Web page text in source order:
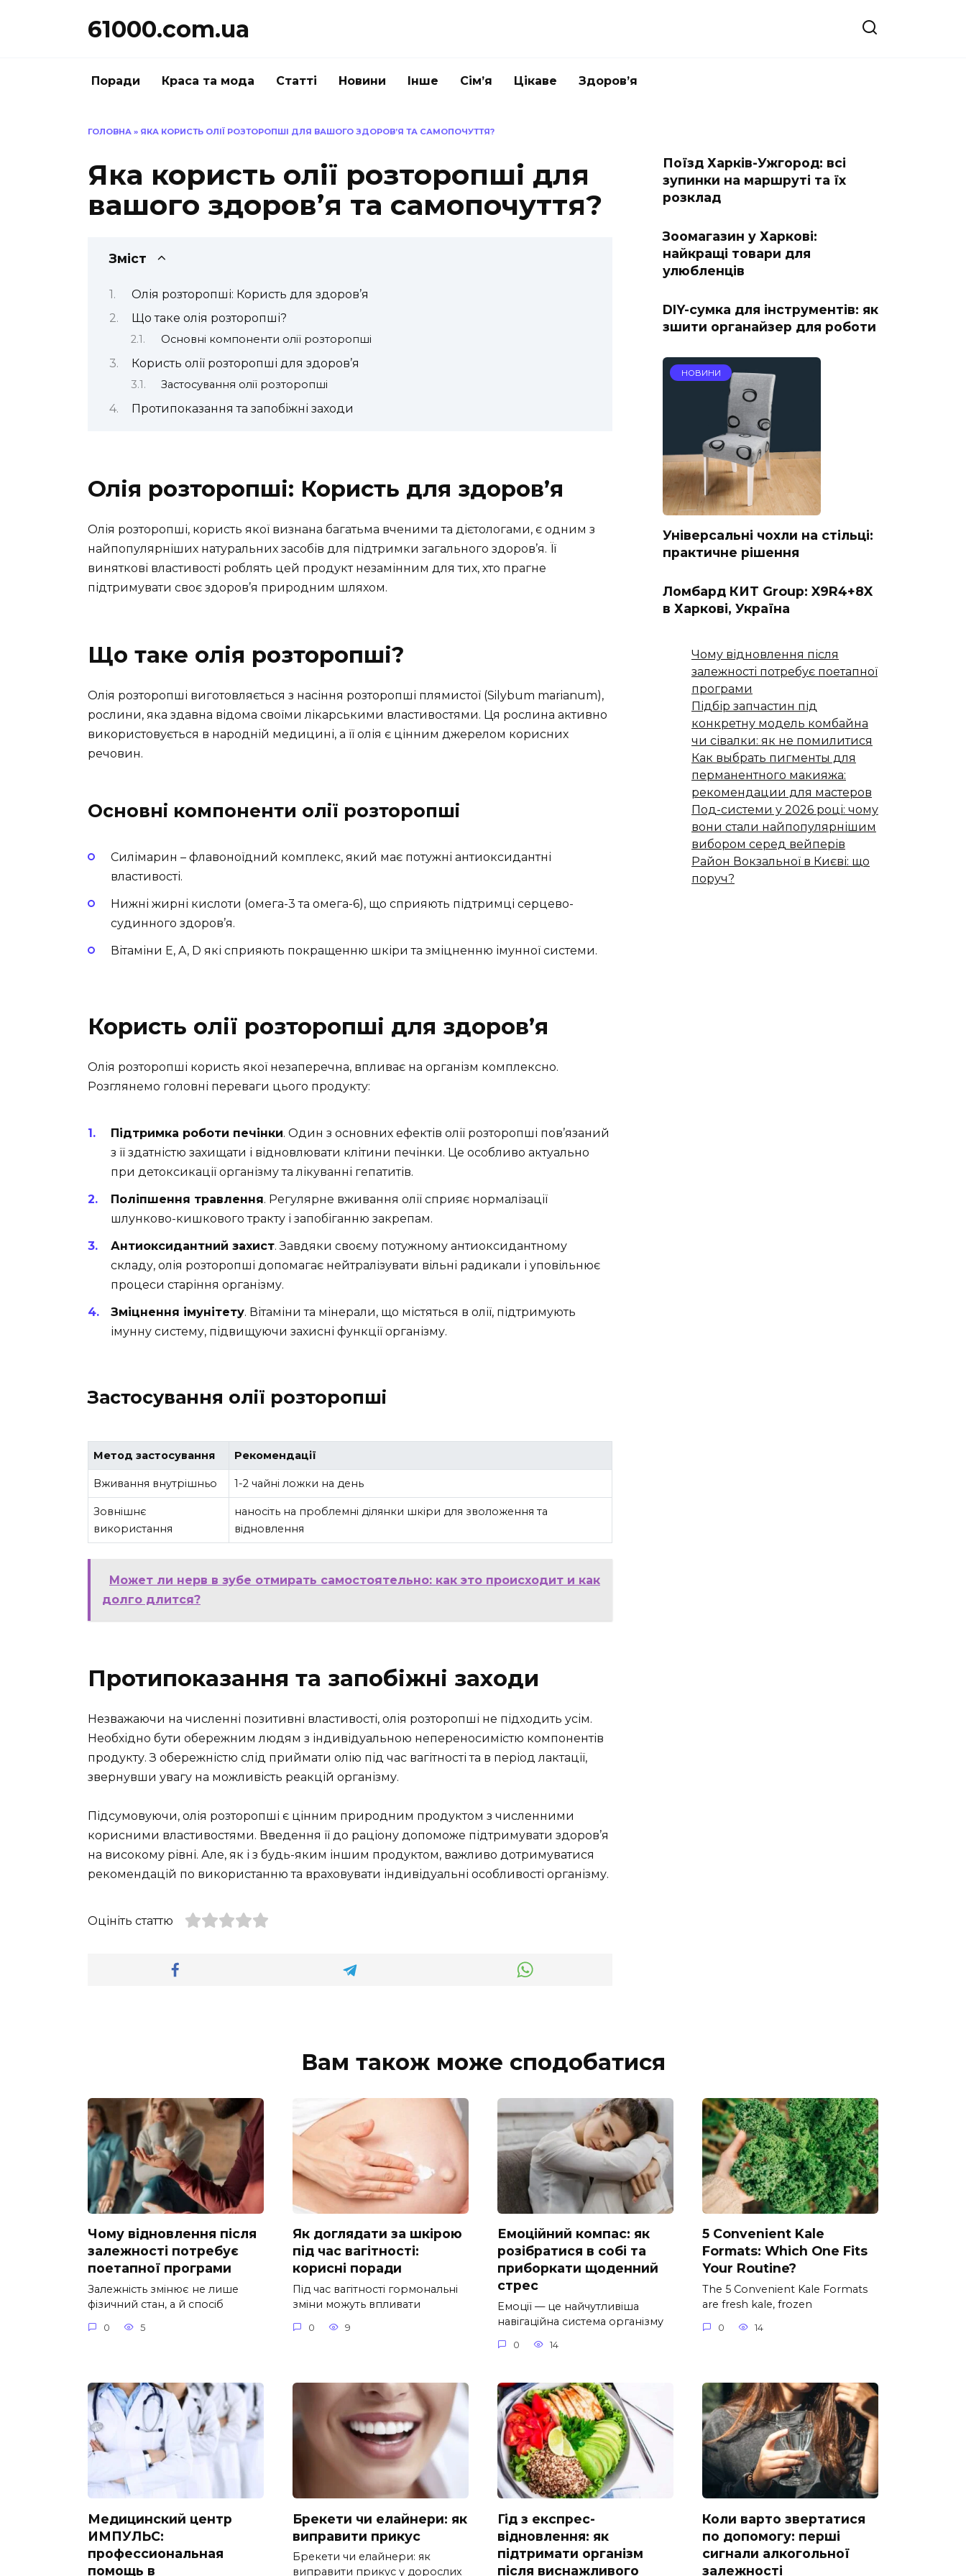
61000.com.ua
Поради Краса та мода Статті Новини Інше Сім’я Цікаве Здоров’я
ГОЛОВНА » ЯКА КОРИСТЬ ОЛІЇ РОЗТОРОПШІ ДЛЯ ВАШОГО ЗДОРОВ’Я ТА САМОПОЧУТТЯ?
Яка користь олії розторопші для
вашого здоров’я та самопочуття?
Зміст
Олія розторопші: Користь для здоров’я
Що таке олія розторопші?
Основні компоненти олії розторопші
Користь олії розторопші для здоров’я
Застосування олії розторопші
Протипоказання та запобіжні заходи
Олія розторопші: Користь для здоров’я
Олія розторопші, користь якої визнана багатьма вченими та дієтологами, є одним з
найпопулярніших натуральних засобів для підтримки загального здоров’я. Її
виняткові властивості роблять цей продукт незамінним для тих, хто прагне
підтримувати своє здоров’я природним шляхом.
Що таке олія розторопші?
Олія розторопші виготовляється з насіння розторопші плямистої (Silybum marianum),
рослини, яка здавна відома своїми лікарськими властивостями. Ця рослина активно
використовується в народній медицині, а її олія є цінним джерелом корисних
речовин.
Основні компоненти олії розторопші
Силімарин – флавоноїдний комплекс, який має потужні антиоксидантні
властивості.
Нижні жирні кислоти (омега-3 та омега-6), що сприяють підтримці серцево-
судинного здоров’я.
Вітаміни E, A, D які сприяють покращенню шкіри та зміцненню імунної системи.
Користь олії розторопші для здоров’я
Олія розторопші користь якої незаперечна, впливає на організм комплексно.
Розглянемо головні переваги цього продукту:
Підтримка роботи печінки. Один з основних ефектів олії розторопші пов’язаний
з її здатністю захищати і відновлювати клітини печінки. Це особливо актуально
при детоксикації організму та лікуванні гепатитів.
Поліпшення травлення. Регулярне вживання олії сприяє нормалізації
шлунково-кишкового тракту і запобіганню закрепам.
Антиоксидантний захист. Завдяки своєму потужному антиоксидантному
складу, олія розторопші допомагає нейтралізувати вільні радикали і уповільнює
процеси старіння організму.
Зміцнення імунітету. Вітаміни та мінерали, що містяться в олії, підтримують
імунну систему, підвищуючи захисні функції організму.
Застосування олії розторопші
Метод застосування Рекомендації
Вживання внутрішньо 1-2 чайні ложки на день
Зовнішнє
використання
наносіть на проблемні ділянки шкіри для зволоження та
відновлення
Может ли нерв в зубе отмирать самостоятельно: как это происходит и как
долго длится?
Протипоказання та запобіжні заходи
Незважаючи на численні позитивні властивості, олія розторопші не підходить усім.
Необхідно бути обережним людям з індивідуальною непереносимістю компонентів
продукту. З обережністю слід приймати олію під час вагітності та в період лактації,
звернувши увагу на можливість реакцій організму.
Підсумовуючи, олія розторопші є цінним природним продуктом з численними
корисними властивостями. Введення її до раціону допоможе підтримувати здоров’я
на високому рівні. Але, як і з будь-яким іншим продуктом, важливо дотримуватися
рекомендацій по використанню та враховувати індивідуальні особливості організму.
Оцініть статтю
Поїзд Харків-Ужгород: всі
зупинки на маршруті та їх
розклад
Зоомагазин у Харкові:
найкращі товари для
улюбленців
DIY-сумка для інструментів: як
зшити органайзер для роботи
НОВИНИ
Універсальні чохли на стільці:
практичне рішення
Ломбард КИТ Group: X9R4+8X
в Харкові, Україна
Чому відновлення після
залежності потребує поетапної
програми
Підбір запчастин під
конкретну модель комбайна
чи сівалки: як не помилитися
Как выбрать пигменты для
перманентного макияжа:
рекомендации для мастеров
Под-системи у 2026 році: чому
вони стали найпопулярнішим
вибором серед вейперів
Район Вокзальної в Києві: що
поруч?
Вам також може сподобатися
Чому відновлення після
залежності потребує
поетапної програми
Залежність змінює не лише
фізичний стан, а й спосіб
0 5
Як доглядати за шкірою
під час вагітності:
корисні поради
Під час вагітності гормональні
зміни можуть впливати
0 9
Емоційний компас: як
розібратися в собі та
приборкати щоденний
стрес
Емоції — це найчутливіша
навігаційна система організму
0 14
5 Convenient Kale
Formats: Which One Fits
Your Routine?
The 5 Convenient Kale Formats
are fresh kale, frozen
0 14
Медицинский центр
ИМПУЛЬС:
профессиональная
помощь в
Брекети чи елайнери: як
виправити прикус
Брекети чи елайнери: як
виправити прикус у дорослих
Гід з експрес-
відновлення: як
підтримати організм
після виснажливого
Коли варто звертатися
по допомогу: перші
сигнали алкогольної
залежності